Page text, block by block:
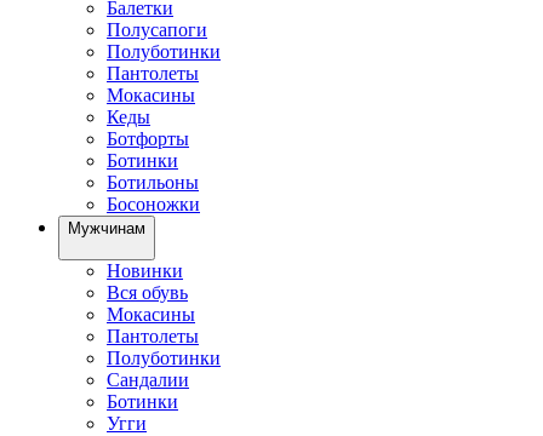
Балетки
Полусапоги
Полуботинки
Пантолеты
Мокасины
Кеды
Ботфорты
Ботинки
Ботильоны
Босоножки
Мужчинам
Новинки
Вся обувь
Мокасины
Пантолеты
Полуботинки
Сандалии
Ботинки
Угги